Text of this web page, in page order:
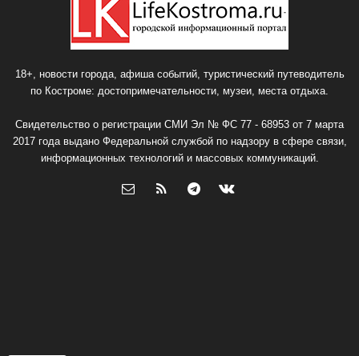
18+, новости города, афиша событий, туристический путеводитель
по Костроме: достопримечательности, музеи, места отдыха.
Свидетельство о регистрации СМИ Эл № ФС 77 - 68953 от 7 марта
2017 года выдано Федеральной службой по надзору в сфере связи,
информационных технологий и массовых коммуникаций.